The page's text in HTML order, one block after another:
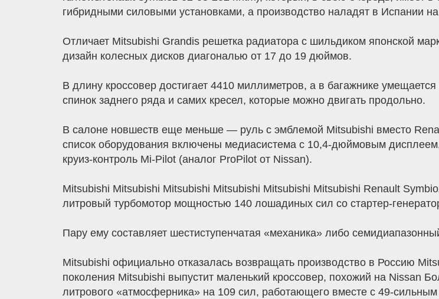
гибридными силовыми установками, а производство наладят в Испании
Отличает Mitsubishi Grandis решетка радиатора с шильдиком японской
дизайн колесных дисков диагональю от 17 до 19 дюймов.
В длину кроссовер достигает 4410 миллиметров, а в багажнике
спинок заднего ряда и самих кресел, которые можно двигать продольно.
В салоне новшеств еще меньше — руль с эмблемой Mitsubishi вместо
список оборудования включены медиасистема с 10,4-дюймовым
круиз-контроль Mi-Pilot (аналог ProPilot от Nissan).
Mitsubishi Mitsubishi Mitsubishi Mitsubishi Mitsubishi Mitsubishi Renault
литровый турбомотор мощностью 140 лошадиных сил со стартер-
Пару ему составляет шестиступенчатая «механика» либо
Mitsubishi официально отказалась возвращать производство в Россию
поколения Mitsubishi выпустит маленький кроссовер, похожий на Nissan
литрового «атмосферника» на 109 сил, работающего вместе с 49-